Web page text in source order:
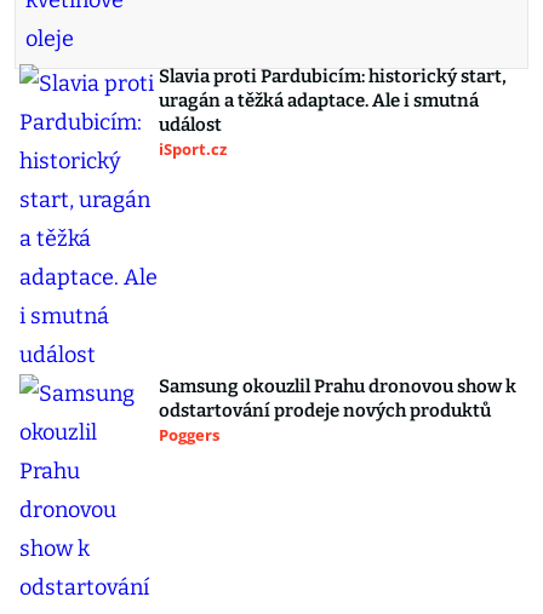
Slavia proti Pardubicím: historický start,
uragán a těžká adaptace. Ale i smutná
událost
iSport.cz
Samsung okouzlil Prahu dronovou show k
odstartování prodeje nových produktů
Poggers